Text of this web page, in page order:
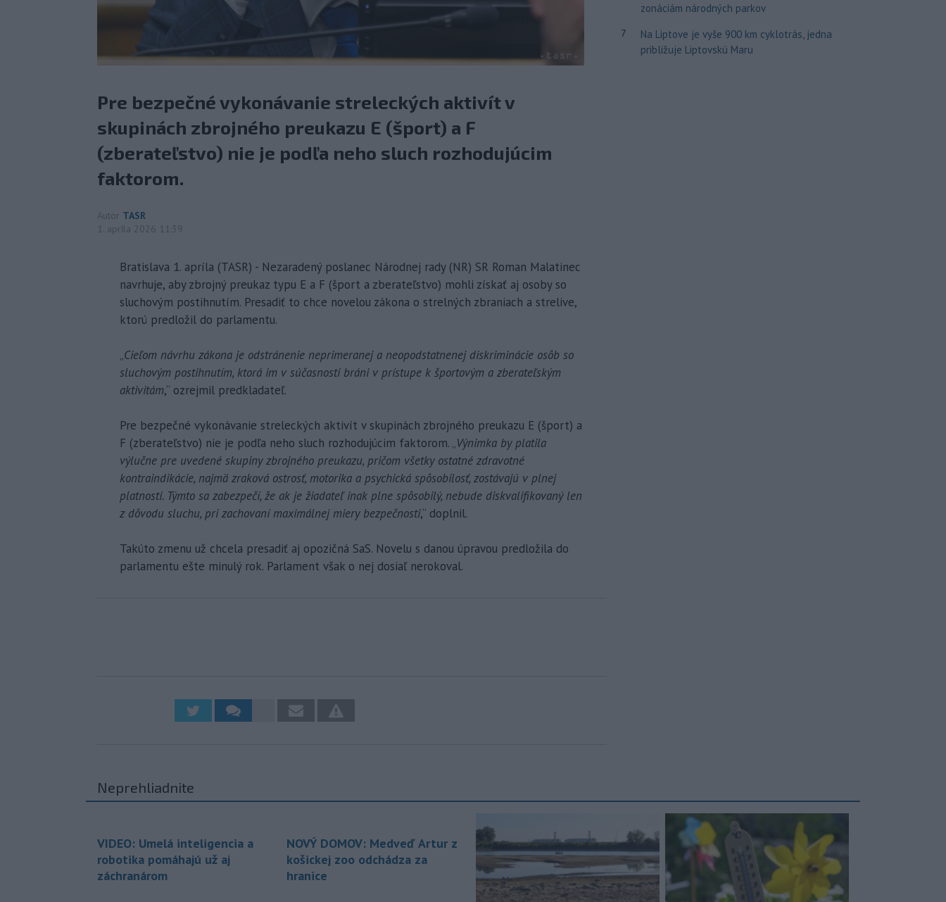
Pre bezpečné vykonávanie streleckých aktivít v
skupinách zbrojného preukazu E (šport) a F
(zberateľstvo) nie je podľa neho sluch rozhodujúcim
faktorom.
Autor TASR
1. apríla 2026 11:39
Bratislava 1. apríla (TASR) - Nezaradený poslanec Národnej rady (NR) SR Roman Malatinec
navrhuje, aby zbrojný preukaz typu E a F (šport a zberateľstvo) mohli získať aj osoby so
sluchovým postihnutím. Presadiť to chce novelou zákona o strelných zbraniach a strelive,
ktorú predložil do parlamentu.
„Cieľom návrhu zákona je odstránenie neprimeranej a neopodstatnenej diskriminácie osôb so
sluchovým postihnutím, ktorá im v súčasnosti bráni v prístupe k športovým a zberateľským
aktivitám,“ ozrejmil predkladateľ.
Pre bezpečné vykonávanie streleckých aktivít v skupinách zbrojného preukazu E (šport) a
F (zberateľstvo) nie je podľa neho sluch rozhodujúcim faktorom. „Výnimka by platila
výlučne pre uvedené skupiny zbrojného preukazu, pričom všetky ostatné zdravotné
kontraindikácie, najmä zraková ostrosť, motorika a psychická spôsobilosť, zostávajú v plnej
platnosti. Týmto sa zabezpečí, že ak je žiadateľ inak plne spôsobilý, nebude diskvalifikovaný len
z dôvodu sluchu, pri zachovaní maximálnej miery bezpečnosti,“ doplnil.
Takúto zmenu už chcela presadiť aj opozičná SaS. Novelu s danou úpravou predložila do
parlamentu ešte minulý rok. Parlament však o nej dosiaľ nerokoval.
zonáciám národných parkov
7
Na Liptove je vyše 900 km cyklotrás, jedna
približuje Liptovskú Maru
Neprehliadnite
VIDEO: Umelá inteligencia a
robotika pomáhajú už aj
záchranárom
NOVÝ DOMOV: Medveď Artur z
košickej zoo odchádza za
hranice